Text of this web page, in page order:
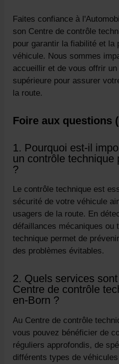
Faites confiance à
son Centre de contrôle
pour garantir la fiabilité et la
véhicule. Nous sommes
accueillir et de vous offrir
supérieure pour assurer
la route.
Foire aux questions
1. Pourquoi est-il
un contrôle technique
?
Le contrôle technique est
sécurité de votre véhicule
usagers de la route. En
défaillances mécaniques ou
technique permet de
des problèmes évitables.
2. Quels services
Centre de contrôle
en-Born ?
Au Centre de contrôle
vous pouvez bénéficier de
réguliers approfondis, de
différents types de